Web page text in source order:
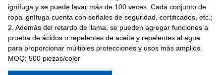
ignífuga y se puede lavar más de 100 veces. Cada conjunto de
ropa ignífuga cuenta con señales de seguridad, certificados, etc.;
2. Además del retardo de llama, se pueden agregar funciones a
prueba de ácidos o repelentes de aceite y repelentes al agua
para proporcionar múltiples protecciones y usos más amplios.
MOQ: 500 piezas/color